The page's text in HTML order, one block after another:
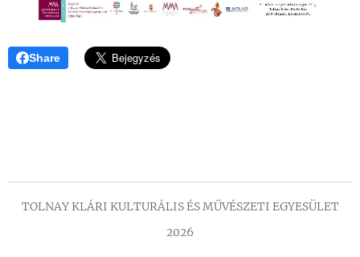
Share
TOLNAY KLÁRI KULTURÁLIS ÉS MŰVÉSZETI EGYESÜLET
2026